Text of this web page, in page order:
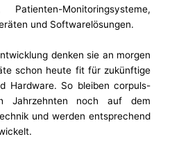
Monitoringsysteme,
und Softwarelösungen.
denken sie an morgen
schon heute fit für zukünftige
Hardware. So bleiben corpuls-
Jahrzehnten noch auf dem
und werden entsprechend